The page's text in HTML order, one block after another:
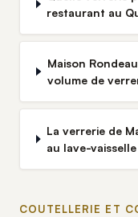
restaurant au
Maison
volume de
La verrerie de
au lave-
COUTELLERIE ET